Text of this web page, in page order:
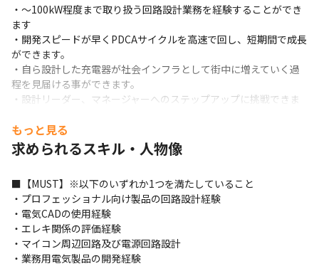
・～100kW程度まで取り扱う回路設計業務を経験することができ
ます
・開発スピードが早くPDCAサイクルを高速で回し、短期間で成長
ができます。
・自ら設計した充電器が社会インフラとして街中に増えていく過
程を見届ける事ができます。
・設計リーダー、マネージャーへのステップアップに挑戦できま
■組織構成
※2023年11月時点
機構設計(筐体設計)：1名(20代男性)
基板設計：2名(20代、30代男性)
ファームウェア設計：1名(業務委託)
FW設計、IoTアドバイザー：1名(業務委託)
プロダクトデザインアドバイザー：1名(業務委託)
もっと見る
求められるスキル・人物像
■【MUST】※以下のいずれか1つを満たしていること
・プロフェッショナル向け製品の回路設計経験
・電気CADの使用経験
・エレキ関係の評価経験
・マイコン周辺回路及び電源回路設計
・業務用電気製品の開発経験